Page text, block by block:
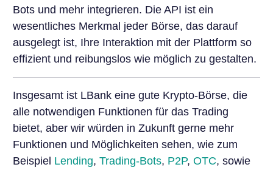
Bots und mehr integrieren. Die API ist ein
wesentliches Merkmal jeder Börse, das darauf
ausgelegt ist, Ihre Interaktion mit der Plattform so
effizient und reibungslos wie möglich zu gestalten.
Insgesamt ist LBank eine gute Krypto-Börse, die
alle notwendigen Funktionen für das Trading
bietet, aber wir würden in Zukunft gerne mehr
Funktionen und Möglichkeiten sehen, wie zum
Beispiel Lending, Trading-Bots, P2P, OTC, sowie